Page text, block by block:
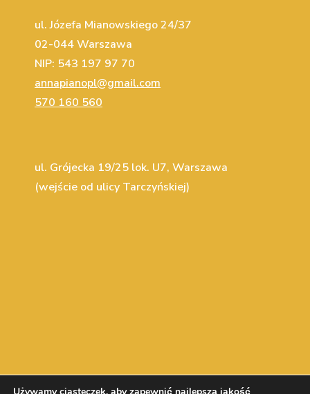
ul. Józefa Mianowskiego 24/37
02-044 Warszawa
NIP: 543 197 97 70
annapianopl@gmail.com
570 160 560
ul. Grójecka 19/25 lok. U7, Warszawa
(wejście od ulicy Tarczyńskiej)